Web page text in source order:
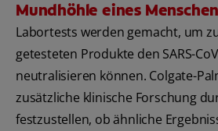
Mundhöhle eines
Labortests werden gemacht, um
getesteten Produkte den SARS-
neutralisieren können. Colgate-
zusätzliche klinische Forschung
festzustellen, ob ähnliche